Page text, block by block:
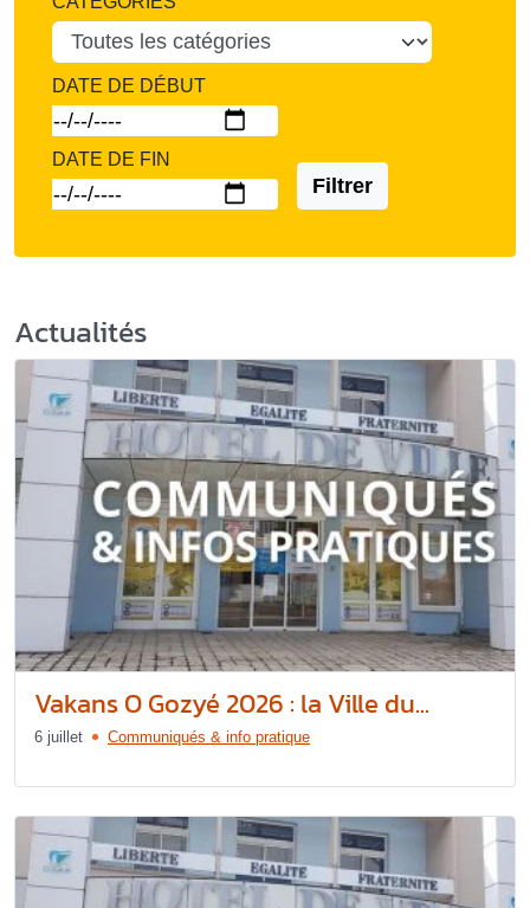
DATE DE DÉBUT
DATE DE FIN
Filtrer
Actualités
Vakans O Gozyé 2026 : la Ville du...
6 juillet Communiqués & info pratique